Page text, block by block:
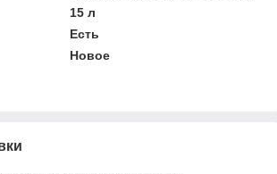
15 л
Есть
Новое